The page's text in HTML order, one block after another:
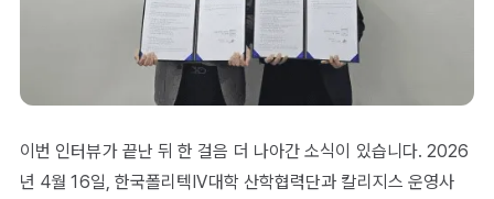
이번 인터뷰가 끝난 뒤 한 걸음 더 나아간 소식이 있습니다. 2026
년 4월 16일, 한국폴리텍IV대학 산학협력단과 칼리지스 운영사